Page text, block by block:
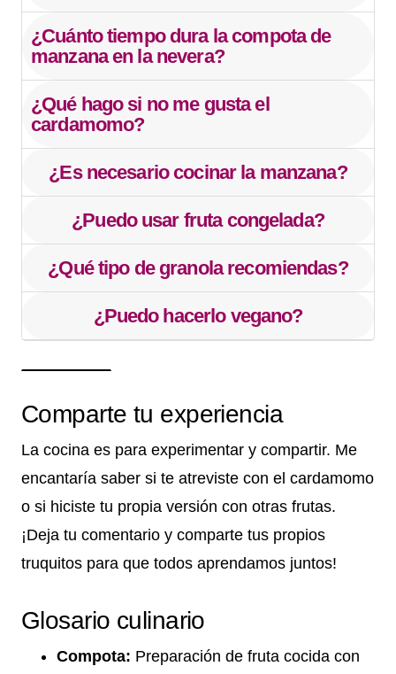
¿Cuánto tiempo dura la compota de
manzana en la nevera?
¿Qué hago si no me gusta el
cardamomo?
¿Es necesario cocinar la manzana?
¿Puedo usar fruta congelada?
¿Qué tipo de granola recomiendas?
¿Puedo hacerlo vegano?
Comparte tu experiencia
La cocina es para experimentar y compartir. Me
encantaría saber si te atreviste con el cardamomo
o si hiciste tu propia versión con otras frutas.
¡Deja tu comentario y comparte tus propios
truquitos para que todos aprendamos juntos!
Glosario culinario
Compota: Preparación de fruta cocida con